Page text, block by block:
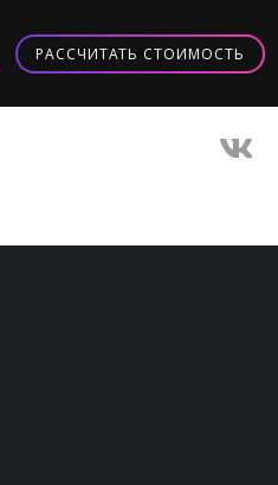
РАССЧИТАТЬ СТОИМОСТЬ